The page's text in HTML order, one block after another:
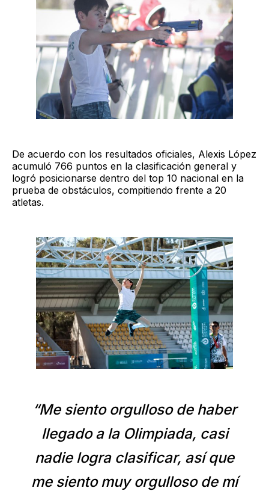
De acuerdo con los resultados oficiales, Alexis López
acumuló 766 puntos en la clasificación general y
logró posicionarse dentro del top 10 nacional en la
prueba de obstáculos, compitiendo frente a 20
atletas.
“Me siento orgulloso de haber
llegado a la Olimpiada, casi
nadie logra clasificar, así que
me siento muy orgulloso de mí